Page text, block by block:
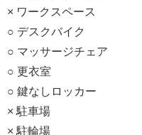
× ワークスペース
○ デスクバイク
○ マッサージチェア
○ 更衣室
○ 鍵なしロッカー
× 駐車場
× 駐輪場